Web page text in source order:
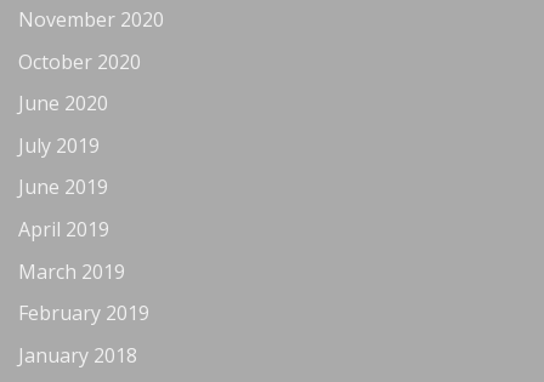
November 2020
October 2020
June 2020
July 2019
June 2019
April 2019
March 2019
February 2019
January 2018